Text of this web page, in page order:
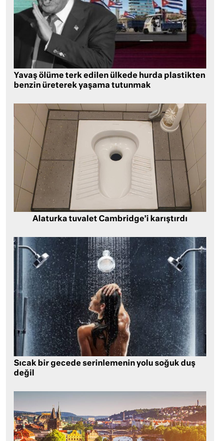
Yavaş ölüme terk edilen ülkede hurda plastikten
benzin üreterek yaşama tutunmak
Alaturka tuvalet Cambridge’i karıştırdı
Sıcak bir gecede serinlemenin yolu soğuk duş
değil